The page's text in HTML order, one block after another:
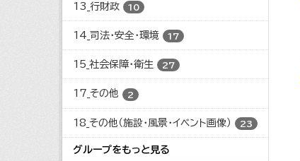
13_行財政 10
14_司法・安全・環境 17
15_社会保障・衛生 27
17_その他 2
18_その他（施設・風景・イベント画像） 23
グループをもっと見る